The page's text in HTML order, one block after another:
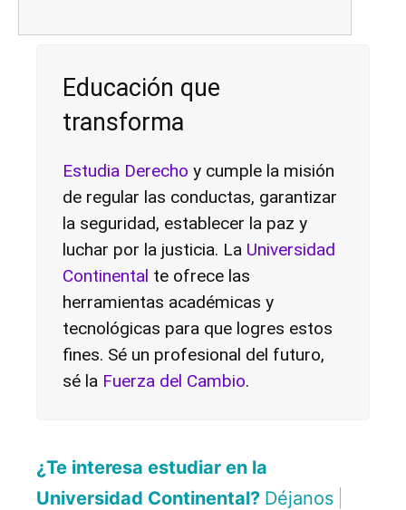
Educación que
transforma
Estudia Derecho y cumple la misión
de regular las conductas, garantizar
la seguridad, establecer la paz y
luchar por la justicia. La Universidad
Continental te ofrece las
herramientas académicas y
tecnológicas para que logres estos
fines. Sé un profesional del futuro,
sé la Fuerza del Cambio.
¿Te interesa estudiar en la
Universidad Continental?